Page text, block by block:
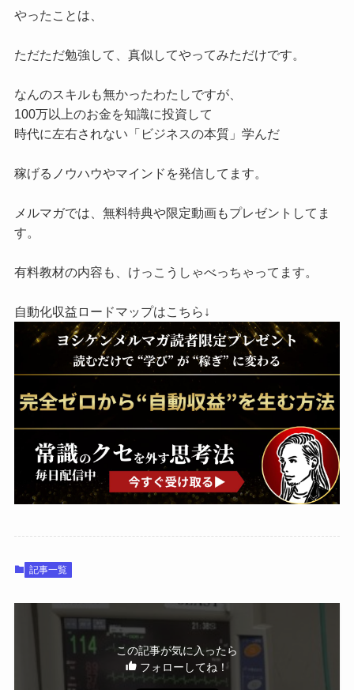
やったことは、
ただただ勉強して、真似してやってみただけです。
なんのスキルも無かったわたしですが、
100万以上のお金を知識に投資して
時代に左右されない「ビジネスの本質」学んだ
稼げるノウハウやマインドを発信してます。
メルマガでは、無料特典や限定動画もプレゼントしてま
す。
有料教材の内容も、けっこうしゃべっちゃってます。
自動化収益ロードマップはこちら↓
記事一覧
この記事が気に入ったら
フォローしてね！